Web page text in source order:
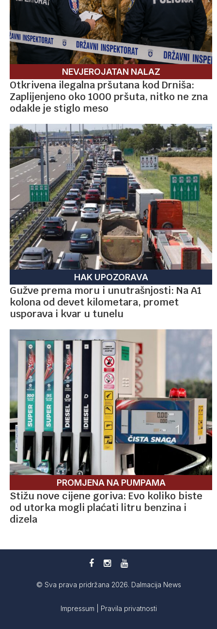
NEVJEROJATAN NALAZ
Otkrivena ilegalna pršutana kod Drniša:
Zaplijenjeno oko 1000 pršuta, nitko ne zna
odakle je stiglo meso
HAK UPOZORAVA
Gužve prema moru i unutrašnjosti: Na A1
kolona od devet kilometara, promet
usporava i kvar u tunelu
PROMJENA NA PUMPAMA
Stižu nove cijene goriva: Evo koliko biste
od utorka mogli plaćati litru benzina i
dizela
© Sva prava pridržana 2026. Dalmacija News
Impressum Pravila privatnosti